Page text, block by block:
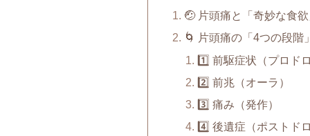
🤕 片頭痛と「奇妙な食
🌀 片頭痛の「4つの段階
1️⃣ 前駆症状（プロド
2️⃣ 前兆（オーラ）
3️⃣ 痛み（発作）
4️⃣ 後遺症（ポストド